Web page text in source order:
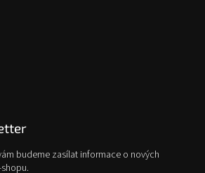
budeme zasílat informace o nových